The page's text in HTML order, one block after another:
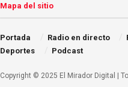
Copyright © 2025 El Mirador Digital |
Mapa del sitio
Portada Radio en directo
Deportes
Podcast